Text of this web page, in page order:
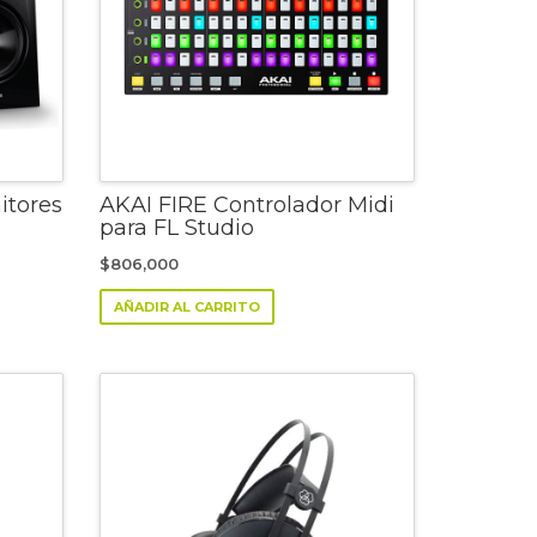
AKAI FIRE Controlador Midi
para FL Studio
$806,000
AÑADIR AL CARRITO